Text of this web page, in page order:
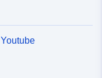
Youtube